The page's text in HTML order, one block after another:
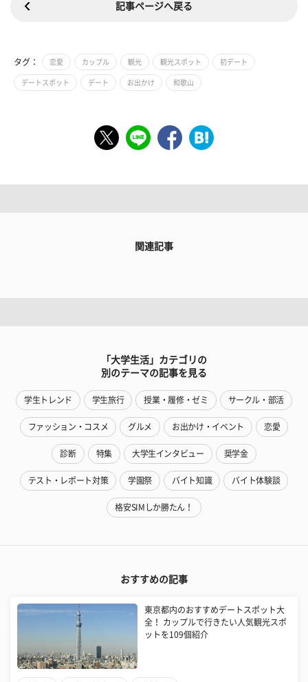
記事ページへ戻る
タグ： 恋愛 カップル 観光 観光スポット 初デート
デートスポット デート お出かけ 和歌山
関連記事
「大学生活」カテゴリの
別のテーマの記事を見る
学生トレンド 学生旅行 授業・履修・ゼミ サークル・部活
ファッション・コスメ グルメ お出かけ・イベント 恋愛
診断 特集 大学生インタビュー 奨学金
テスト・レポート対策 学園祭 バイト知識 バイト体験談
格安SIMしか勝たん！
おすすめの記事
東京都内のおすすめデートスポット大
全！ カップルで行きたい人気観光スポ
ットを109個紹介